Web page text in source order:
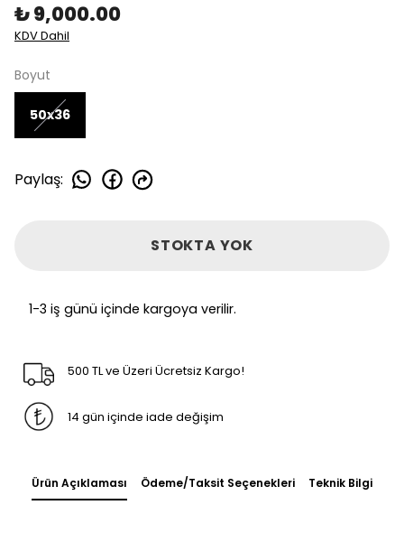
₺ 9,000.00
KDV Dahil
Boyut
50x36
Paylaş:
STOKTA YOK
1-3 iş günü içinde kargoya verilir.
500 TL ve Üzeri Ücretsiz Kargo!
14 gün içinde iade değişim
Ürün Açıklaması Ödeme/Taksit Seçenekleri Teknik Bilgi